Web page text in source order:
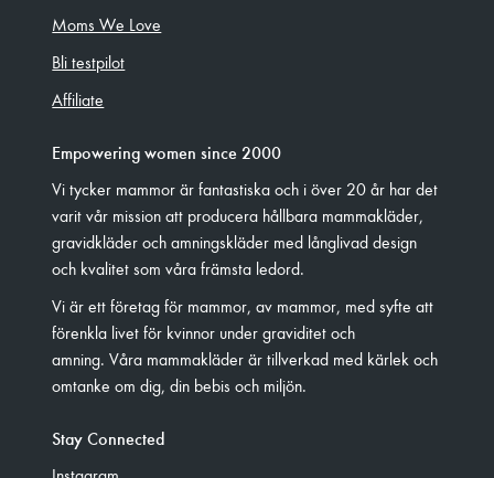
Moms We Love
Bli testpilot
Affiliate
Empowering women since 2000
Vi tycker mammor är fantastiska och i över 20 år har det
varit vår mission att producera hållbara mammakläder,
gravidkläder och amningskläder med långlivad design
och kvalitet som våra främsta ledord.
Vi är ett företag för mammor, av mammor, med syfte att
förenkla livet för kvinnor under graviditet och
amning. Våra mammakläder är tillverkad med kärlek och
omtanke om dig, din bebis och miljön.
Stay Connected